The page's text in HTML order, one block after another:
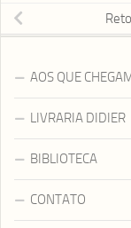
AOS QUE
LIVRARIA DIDIER
BIBLIOTECA
CONTATO